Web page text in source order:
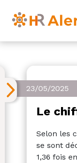
23/05/2025
Le
Selon les
se sont
1,36 fois